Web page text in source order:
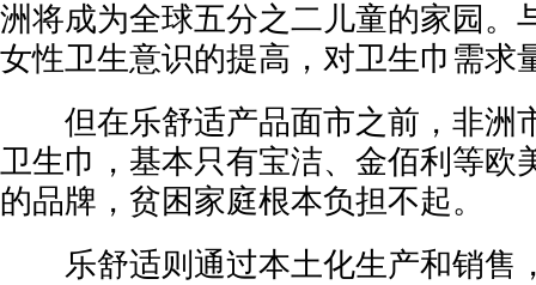
洲将成为全球五分之二儿童的家园。
女性卫生意识的提高，对卫生巾需求
但在乐舒适产品面市之前，非洲
卫生巾，基本只有宝洁、金佰利等欧
的品牌，贫困家庭根本负担不起。
乐舒适则通过本土化生产和销售